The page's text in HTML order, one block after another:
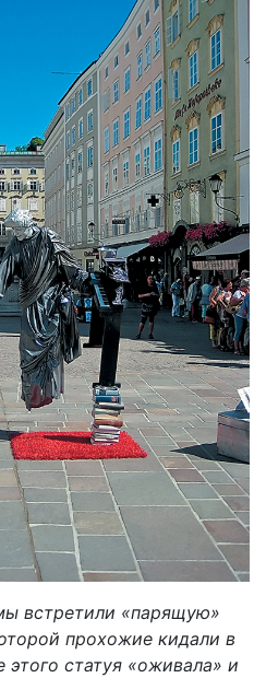
встретили «парящую»
прохожие кидали в
статуя «оживала» и